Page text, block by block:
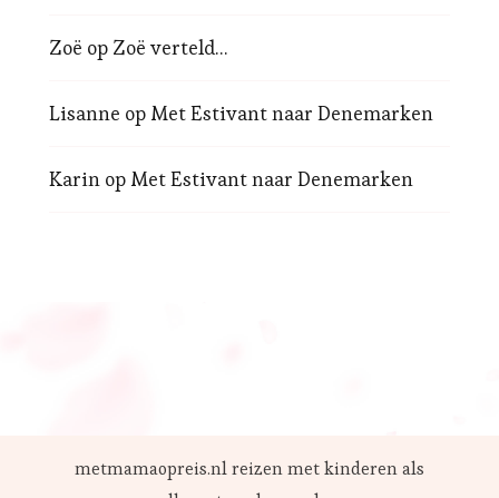
Zoë op Zoë verteld…
Lisanne op Met Estivant naar Denemarken
Karin op Met Estivant naar Denemarken
metmamaopreis.nl reizen met kinderen als